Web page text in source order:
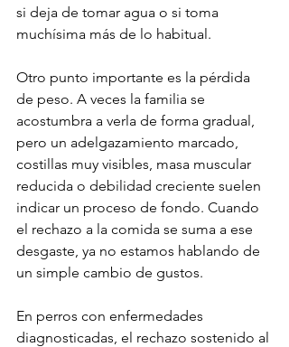
si deja de tomar agua o si toma
muchísima más de lo habitual.
Otro punto importante es la pérdida
de peso. A veces la familia se
acostumbra a verla de forma gradual,
pero un adelgazamiento marcado,
costillas muy visibles, masa muscular
reducida o debilidad creciente suelen
indicar un proceso de fondo. Cuando
el rechazo a la comida se suma a ese
desgaste, ya no estamos hablando de
un simple cambio de gustos.
En perros con enfermedades
diagnosticadas, el rechazo sostenido al